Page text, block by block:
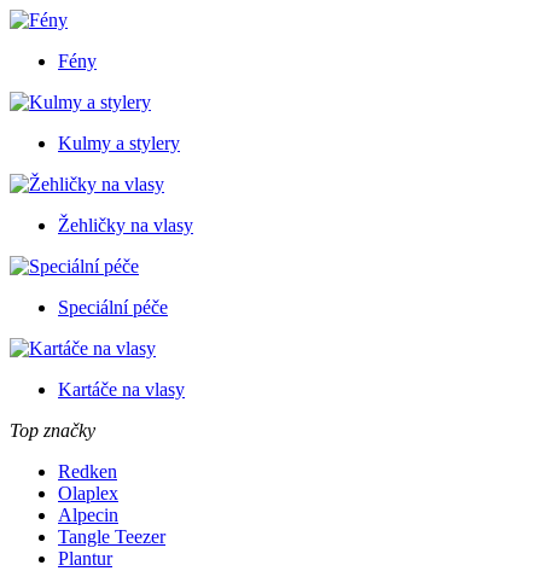
Fény
Kulmy a stylery
Žehličky na vlasy
Speciální péče
Kartáče na vlasy
Top značky
Redken
Olaplex
Alpecin
Tangle Teezer
Plantur